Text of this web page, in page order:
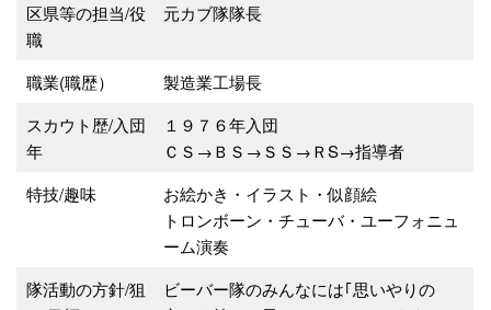
区県等の担当/役
職
元カブ隊隊長
職業(職歴）
製造業工場長
スカウト歴/入団
年
１９７６年入団
ＣＳ→ＢＳ→ＳＳ→ＲS→指導者
特技/趣味
お絵かき・イラスト・似顔絵
トロンボーン・チューバ・ユーフォニュ
ーム演奏
隊活動の方針/狙
ビーバー隊のみんなには｢思いやりの